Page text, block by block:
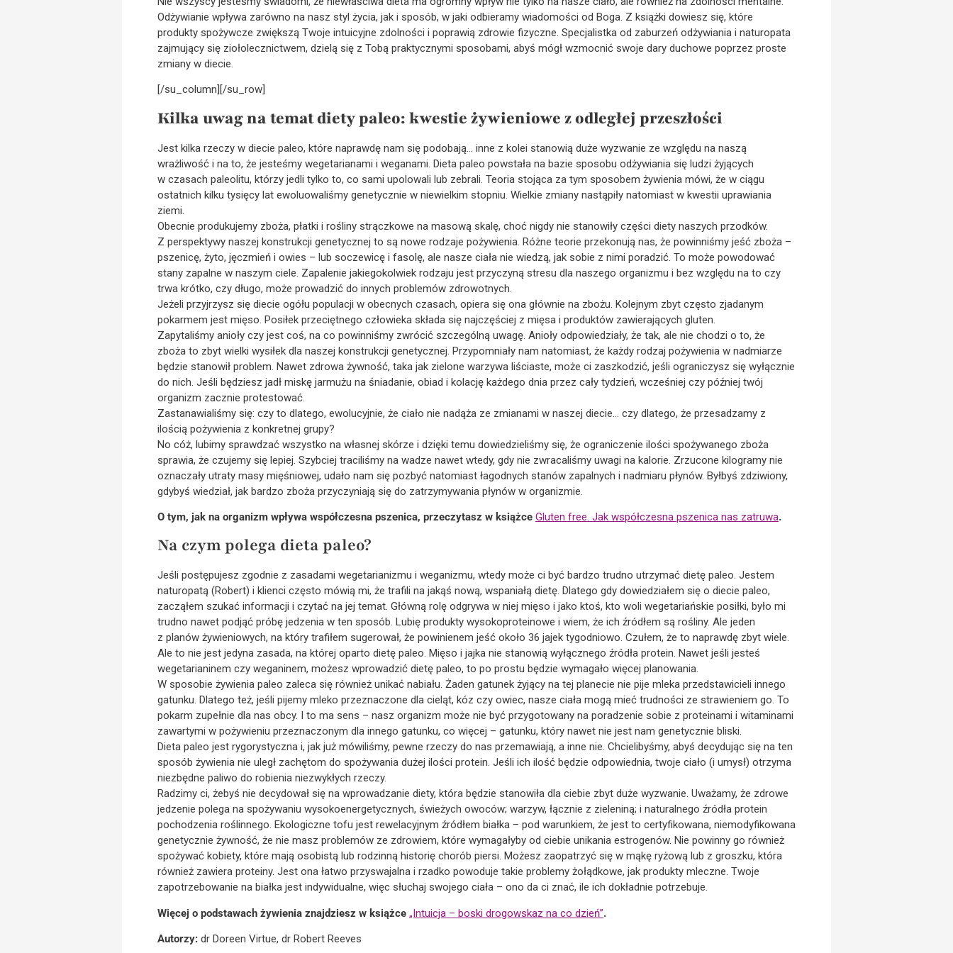
Odżywianie wpływa zarówno na nasz styl życia, jak i sposób, w jaki odbieramy wiadomości od Boga. Z książki dowiesz się, które
produkty spożywcze zwiększą Twoje intuicyjne zdolności i poprawią zdrowie fizyczne. Specjalistka od zaburzeń odżywiania i naturopata
zajmujący się ziołolecznictwem, dzielą się z Tobą praktycznymi sposobami, abyś mógł wzmocnić swoje dary duchowe poprzez proste
zmiany w diecie.
[/su_column][/su_row]
Kilka uwag na temat diety paleo: kwestie żywieniowe z odległej przeszłości
Jest kilka rzeczy w diecie paleo, które naprawdę nam się podobają… inne z kolei stanowią duże wyzwanie ze względu na naszą
wrażliwość i na to, że jesteśmy wegetarianami i weganami. Dieta paleo powstała na bazie sposobu odżywiania się ludzi żyjących
w czasach paleolitu, którzy jedli tylko to, co sami upolowali lub zebrali. Teoria stojąca za tym sposobem żywienia mówi, że w ciągu
ostatnich kilku tysięcy lat ewoluowaliśmy genetycznie w niewielkim stopniu. Wielkie zmiany nastąpiły natomiast w kwestii uprawiania
ziemi.
Obecnie produkujemy zboża, płatki i rośliny strączkowe na masową skalę, choć nigdy nie stanowiły części diety naszych przodków.
Z perspektywy naszej konstrukcji genetycznej to są nowe rodzaje pożywienia. Różne teorie przekonują nas, że powinniśmy jeść zboża –
pszenicę, żyto, jęczmień i owies – lub soczewicę i fasolę, ale nasze ciała nie wiedzą, jak sobie z nimi poradzić. To może powodować
stany zapalne w naszym ciele. Zapalenie jakiegokolwiek rodzaju jest przyczyną stresu dla naszego organizmu i bez względu na to czy
trwa krótko, czy długo, może prowadzić do innych problemów zdrowotnych.
Jeżeli przyjrzysz się diecie ogółu populacji w obecnych czasach, opiera się ona głównie na zbożu. Kolejnym zbyt często zjadanym
pokarmem jest mięso. Posiłek przeciętnego człowieka składa się najczęściej z mięsa i produktów zawierających gluten.
Zapytaliśmy anioły czy jest coś, na co powinniśmy zwrócić szczególną uwagę. Anioły odpowiedziały, że tak, ale nie chodzi o to, że
zboża to zbyt wielki wysiłek dla naszej konstrukcji genetycznej. Przypomniały nam natomiast, że każdy rodzaj pożywienia w nadmiarze
będzie stanowił problem. Nawet zdrowa żywność, taka jak zielone warzywa liściaste, może ci zaszkodzić, jeśli ograniczysz się wyłącznie
do nich. Jeśli będziesz jadł miskę jarmużu na śniadanie, obiad i kolację każdego dnia przez cały tydzień, wcześniej czy później twój
organizm zacznie protestować.
Zastanawialiśmy się: czy to dlatego, ewolucyjnie, że ciało nie nadąża ze zmianami w naszej diecie… czy dlatego, że przesadzamy z
ilością pożywienia z konkretnej grupy?
No cóż, lubimy sprawdzać wszystko na własnej skórze i dzięki temu dowiedzieliśmy się, że ograniczenie ilości spożywanego zboża
sprawia, że czujemy się lepiej. Szybciej traciliśmy na wadze nawet wtedy, gdy nie zwracaliśmy uwagi na kalorie. Zrzucone kilogramy nie
oznaczały utraty masy mięśniowej, udało nam się pozbyć natomiast łagodnych stanów zapalnych i nadmiaru płynów. Byłbyś zdziwiony,
gdybyś wiedział, jak bardzo zboża przyczyniają się do zatrzymywania płynów w organizmie.
O tym, jak na organizm wpływa współczesna pszenica, przeczytasz w książce Gluten free. Jak współczesna pszenica nas zatruwa.
Na czym polega dieta paleo?
Jeśli postępujesz zgodnie z zasadami wegetarianizmu i weganizmu, wtedy może ci być bardzo trudno utrzymać dietę paleo. Jestem
naturopatą (Robert) i klienci często mówią mi, że trafili na jakąś nową, wspaniałą dietę. Dlatego gdy dowiedziałem się o diecie paleo,
zacząłem szukać informacji i czytać na jej temat. Główną rolę odgrywa w niej mięso i jako ktoś, kto woli wegetariańskie posiłki, było mi
trudno nawet podjąć próbę jedzenia w ten sposób. Lubię produkty wysokoproteinowe i wiem, że ich źródłem są rośliny. Ale jeden
z planów żywieniowych, na który trafiłem sugerował, że powinienem jeść około 36 jajek tygodniowo. Czułem, że to naprawdę zbyt wiele.
Ale to nie jest jedyna zasada, na której oparto dietę paleo. Mięso i jajka nie stanowią wyłącznego źródła protein. Nawet jeśli jesteś
wegetarianinem czy weganinem, możesz wprowadzić dietę paleo, to po prostu będzie wymagało więcej planowania.
W sposobie żywienia paleo zaleca się również unikać nabiału. Żaden gatunek żyjący na tej planecie nie pije mleka przedstawicieli innego
gatunku. Dlatego też, jeśli pijemy mleko przeznaczone dla cieląt, kóz czy owiec, nasze ciała mogą mieć trudności ze strawieniem go. To
pokarm zupełnie dla nas obcy. I to ma sens – nasz organizm może nie być przygotowany na poradzenie sobie z proteinami i witaminami
zawartymi w pożywieniu przeznaczonym dla innego gatunku, co więcej – gatunku, który nawet nie jest nam genetycznie bliski.
Dieta paleo jest rygorystyczna i, jak już mówiliśmy, pewne rzeczy do nas przemawiają, a inne nie. Chcielibyśmy, abyś decydując się na ten
sposób żywienia nie uległ zachętom do spożywania dużej ilości protein. Jeśli ich ilość będzie odpowiednia, twoje ciało (i umysł) otrzyma
niezbędne paliwo do robienia niezwykłych rzeczy.
Radzimy ci, żebyś nie decydował się na wprowadzanie diety, która będzie stanowiła dla ciebie zbyt duże wyzwanie. Uważamy, że zdrowe
jedzenie polega na spożywaniu wysokoenergetycznych, świeżych owoców; warzyw, łącznie z zieleniną; i naturalnego źródła protein
pochodzenia roślinnego. Ekologiczne tofu jest rewelacyjnym źródłem białka – pod warunkiem, że jest to certyfikowana, niemodyfikowana
genetycznie żywność, że nie masz problemów ze zdrowiem, które wymagałyby od ciebie unikania estrogenów. Nie powinny go również
spożywać kobiety, które mają osobistą lub rodzinną historię chorób piersi. Możesz zaopatrzyć się w mąkę ryżową lub z groszku, która
również zawiera proteiny. Jest ona łatwo przyswajalna i rzadko powoduje takie problemy żołądkowe, jak produkty mleczne. Twoje
zapotrzebowanie na białka jest indywidualne, więc słuchaj swojego ciała – ono da ci znać, ile ich dokładnie potrzebuje.
Więcej o podstawach żywienia znajdziesz w książce „Intuicja – boski drogowskaz na co dzień”.
Autorzy: dr Doreen Virtue, dr Robert Reeves